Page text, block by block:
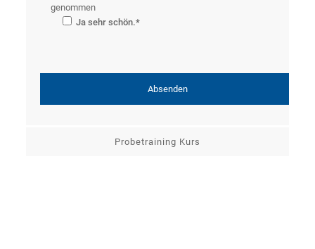
genommen
Ja sehr schön.*
Probetraining Kurs